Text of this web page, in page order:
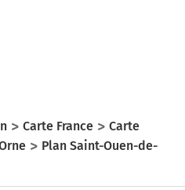
Carte France
Carte
Plan Saint-Ouen-de-